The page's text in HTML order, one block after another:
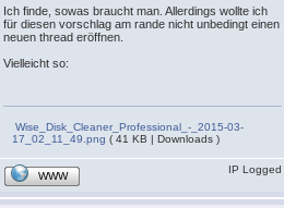
Ich finde, sowas braucht man. Allerdings wollte ich
für diesen vorschlag am rande nicht unbedingt einen
neuen thread eröffnen.
Vielleicht so:
Wise_Disk_Cleaner_Professional_-_2015-03-
17_02_11_49.png ( 41 KB | Downloads )
WWW
IP Logged